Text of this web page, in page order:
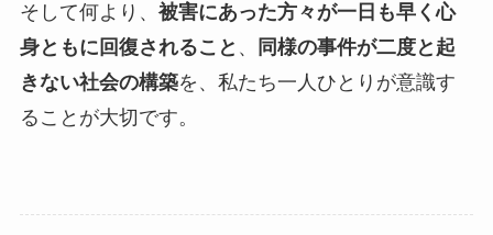
そして何より、 被害にあった方々が一日も早く心
身ともに回復されること 、
同様の事件が二度と起
きない社会の構築を、私たち一人ひとりが意識す
ることが大切です。